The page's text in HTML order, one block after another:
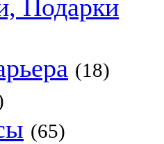
Подарки
(18)
(65)